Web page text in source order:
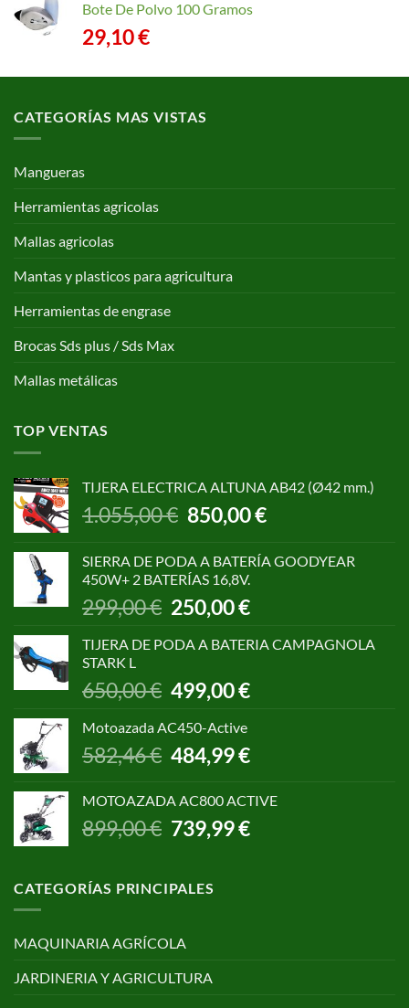
Bote De Polvo 100 Gramos
29,10€
CATEGORÍAS MAS VISTAS
Mangueras
Herramientas agricolas
Mallas agricolas
Mantas y plasticos para agricultura
Herramientas de engrase
Brocas Sds plus / Sds Max
Mallas metálicas
TOP VENTAS
TIJERA ELECTRICA ALTUNA AB42 (Ø42 mm.)
1.055,00€ El
precio
era:
1.055,00 €.
850,00€El
precio
es:
SIERRA DE PODA A BATERÍA GOODYEAR
450W+ 2 BATERÍAS 16,8V.
299,00€ El
precio
original
299,00 €.
250,00€El
precio
actual
250,00 €.
TIJERA DE PODA A BATERIA CAMPAGNOLA
STARK L
650,00€
El
precio
original
650,00 €.
499,00€El
precio
499,00 €.
Motoazada AC450-Active
582,46€
El
precio
era:
582,46 €.
484,99€El
precio
es:
484,99 €.
MOTOAZADA AC800 ACTIVE
899,00€ El
precio
era:
899,00 €.
739,99€El
precio
CATEGORÍAS PRINCIPALES
MAQUINARIA AGRÍCOLA
JARDINERIA Y AGRICULTURA